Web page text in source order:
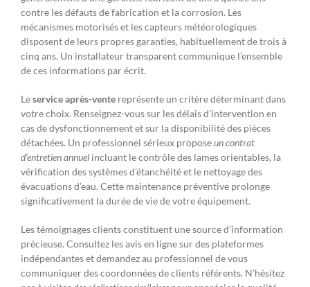
contre les défauts de fabrication et la corrosion. Les
mécanismes motorisés et les capteurs météorologiques
disposent de leurs propres garanties, habituellement de trois à
cinq ans. Un installateur transparent communique l’ensemble
de ces informations par écrit.
Leservice après-vente représente un critère déterminant dans
votre choix. Renseignez-vous sur les délais d’intervention en
cas de dysfonctionnement et sur la disponibilité des pièces
détachées. Un professionnel sérieux proposeun contrat
d’entretien annuel incluant le contrôle des lames orientables, la
vérification des systèmes d’étanchéité et le nettoyage des
évacuations d’eau. Cette maintenance préventive prolonge
significativement la durée de vie de votre équipement.
Les témoignages clients constituent une source d’information
précieuse. Consultez les avis en ligne sur des plateformes
indépendantes et demandez au professionnel de vous
communiquer des coordonnées de clients référents. N’hésitez